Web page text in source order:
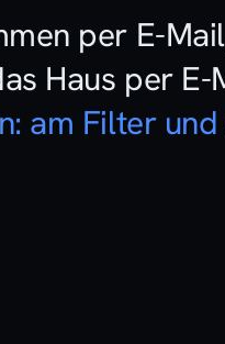
per E-
Haus per E-
am Filter